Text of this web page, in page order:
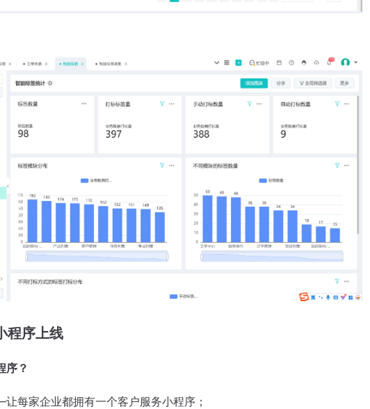
程序上线
序？
每家企业都拥有一个客户服务小程序；